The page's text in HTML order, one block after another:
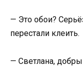
— Это обои?
перестали клеить.
— Светлана,